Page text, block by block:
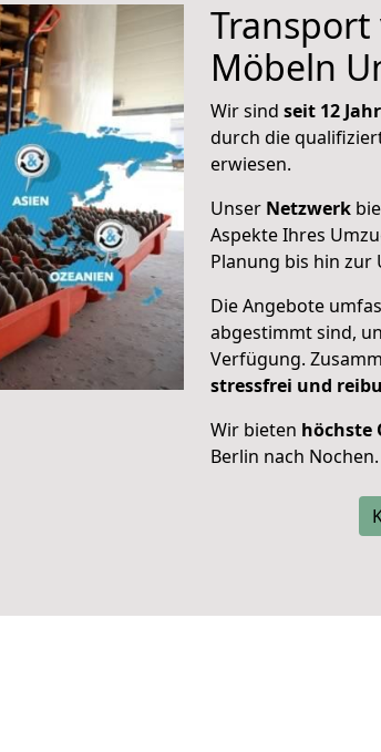
Möbeln
Wir sind seit 12
durch die
erwiesen.
Unser Netzwerk
Aspekte Ihres
Planung bis hin zur
Die Angebote
abgestimmt sind,
Verfügung.
stressfrei und
Wir bieten höchste
Berlin nach Nochen.